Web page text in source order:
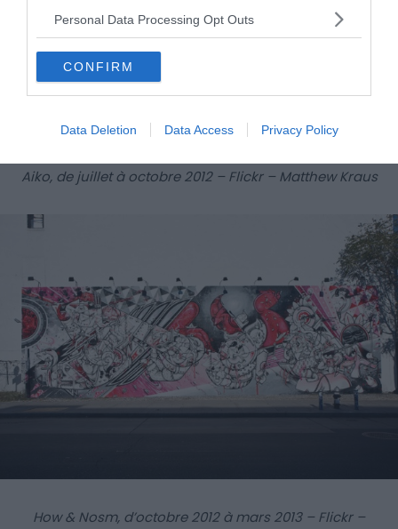
Personal Data Processing Opt Outs
CONFIRM
Data Deletion Data Access Privacy Policy
Aiko, de juillet à octobre 2012 – Flickr – Matthew Kraus
How & Nosm, d’octobre 2012 à mars 2013 – Flickr –